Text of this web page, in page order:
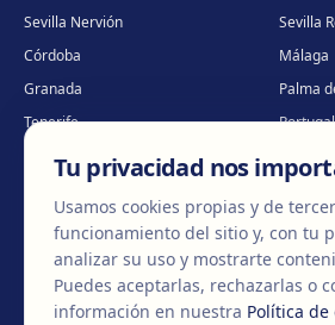
Sevilla Nervión
Sevilla
Córdoba
Málaga
Granada
Palma
Tenerife
Portugal · Guimarães
Clínica
* Atención virtual
2026Clínica EGOS — Cirugía plástica,
Aviso LegalPolítica de cookiesPolítica de
Tu privacidad nos
Usamos cookies propias y de
funcionamiento del sitio y, con tu
analizar su uso y mostrarte
Puedes aceptarlas, rechazarlas o
información en nuestra Política de